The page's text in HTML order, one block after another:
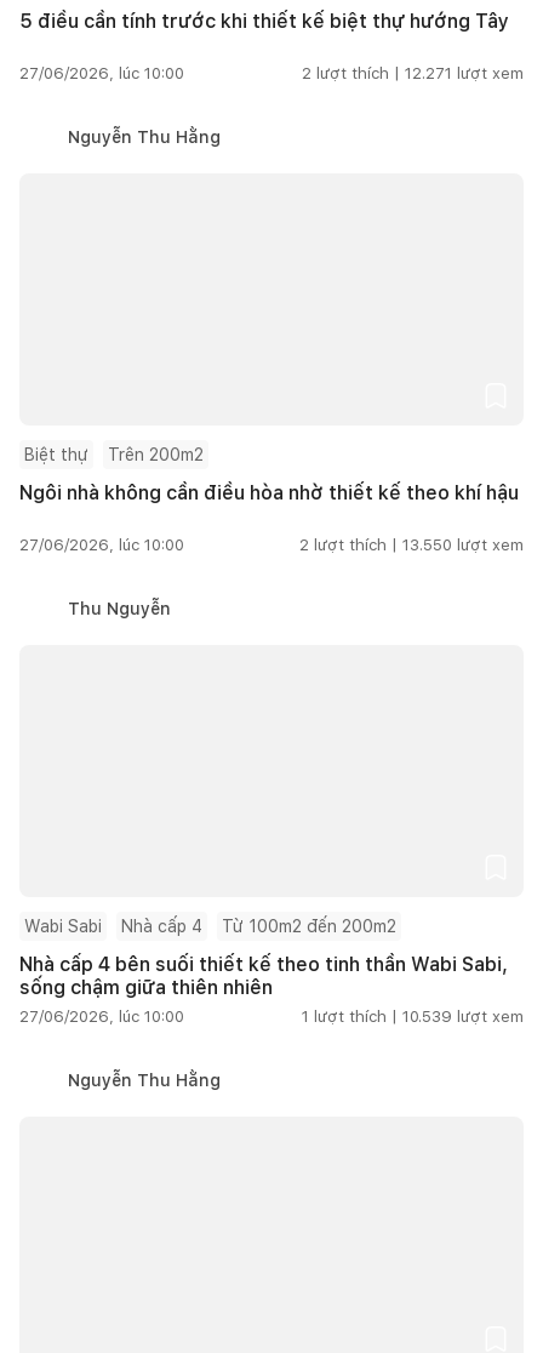
5 điều cần tính trước khi thiết kế biệt thự hướng Tây
27/06/2026, lúc 10:00 2 lượt thích | 12.271 lượt xem
Nguyễn Thu Hằng
Biệt thự Trên 200m2
Ngôi nhà không cần điều hòa nhờ thiết kế theo khí hậu
27/06/2026, lúc 10:00 2 lượt thích | 13.550 lượt xem
Thu Nguyễn
Wabi Sabi Nhà cấp 4 Từ 100m2 đến 200m2
Nhà cấp 4 bên suối thiết kế theo tinh thần Wabi Sabi,
sống chậm giữa thiên nhiên
27/06/2026, lúc 10:00 1 lượt thích | 10.539 lượt xem
Nguyễn Thu Hằng